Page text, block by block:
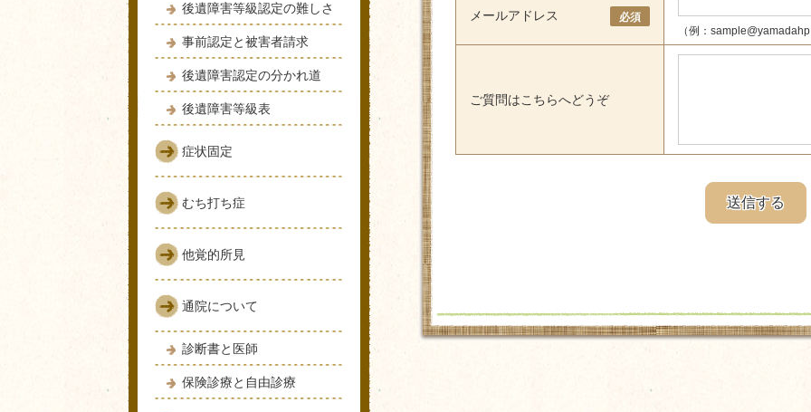
メールアドレス
必須
（例：
ご質問はこちらへどうぞ
後遺障害等級認定の難しさ
事前認定と被害者請求
後遺障害認定の分かれ道
後遺障害等級表
症状固定
むち打ち症
他覚的所見
通院について
診断書と医師
保険診療と自由診療